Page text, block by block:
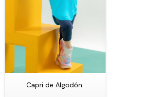
Capri de Algodón.